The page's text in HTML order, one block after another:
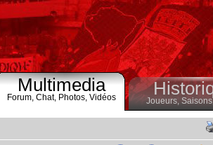
Multimedia
Forum, Chat, Photos, Vidéos Joueurs,